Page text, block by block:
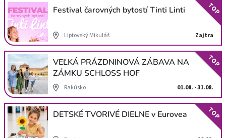
Festival čarovných bytostí Tinti Linti
Liptovský Mikuláš Zajtra
TOP
VEĽKÁ PRÁZDNINOVÁ ZÁBAVA NA
ZÁMKU SCHLOSS HOF
Rakúsko 01.08. - 31.08.
TOP
DETSKÉ TVORIVÉ DIELNE v Eurovea TOP